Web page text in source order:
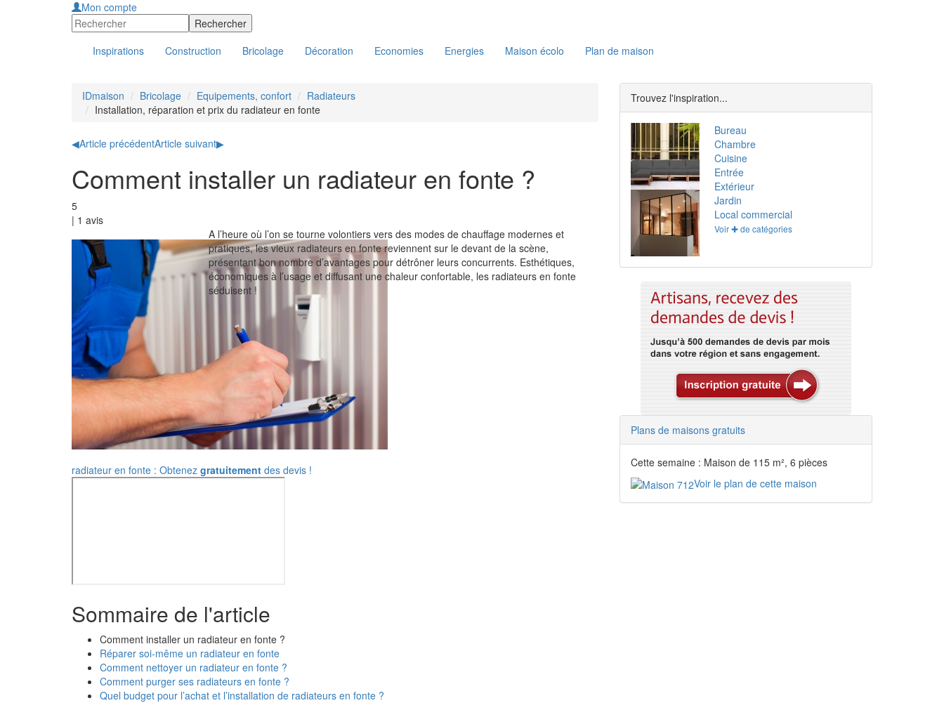
Mon compte
Inspirations Construction Bricolage Décoration Economies Energies Maison écolo Plan de maison
IDmaison Bricolage Equipements, confort
Radiateurs
Installation, réparation et prix du radiateur en fonte
◀Article précédentArticle suivant▶
Comment installer un radiateur en fonte ?
5
| 1 avis
A l’heure où l’on se tourne volontiers vers des modes de chauffage modernes et
pratiques, les vieux radiateurs en fonte reviennent sur le devant de la scène,
présentant bon nombre d’avantages pour détrôner leurs concurrents. Esthétiques,
économiques à l’usage et diffusant une chaleur confortable, les radiateurs en fonte
séduisent !
radiateur en fonte : Obtenez gratuitement des devis !
Sommaire de l'article
Comment installer un radiateur en fonte ?
Réparer soi-même un radiateur en fonte
Comment nettoyer un radiateur en fonte ?
Comment purger ses radiateurs en fonte ?
Quel budget pour l’achat et l’installation de radiateurs en fonte ?
Trouvez l'inspiration...
Bureau
Chambre
Cuisine
Entrée
Extérieur
Jardin
Local commercial
Voir ✚ de catégories
Plans de maisons gratuits
Cette semaine : Maison de 115 m², 6 pièces
Voir le plan de cette maison